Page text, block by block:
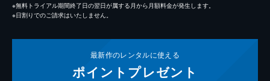
※無料トライアル期間終了日の翌日が属する月から月額料金が発生します。
※日割りでのご請求はいたしません。
最新作のレンタルに使える
ポイント プレゼント